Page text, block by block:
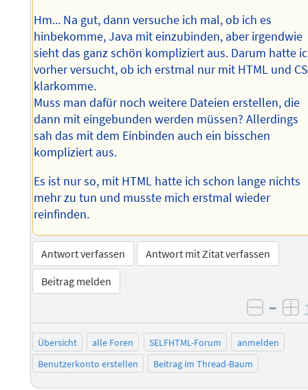
Hm... Na gut, dann versuche ich mal, ob ich es
hinbekomme, Java mit einzubinden, aber irgendwie
sieht das ganz schön kompliziert aus. Darum hatte
vorher versucht, ob ich erstmal nur mit HTML und
klarkomme.
Muss man dafür noch weitere Dateien erstellen, die
dann mit eingebunden werden müssen? Allerdings
sah das mit dem Einbinden auch ein bisschen
kompliziert aus.
Es ist nur so, mit HTML hatte ich schon lange nichts
mehr zu tun und musste mich erstmal wieder
reinfinden.
Antwort verfassen
Antwort mit Zitat verfassen
Beitrag melden
–
Übersicht alle Foren SELFHTML-Forum
anmelden
Benutzerkonto erstellen
Beitrag im Thread-Baum